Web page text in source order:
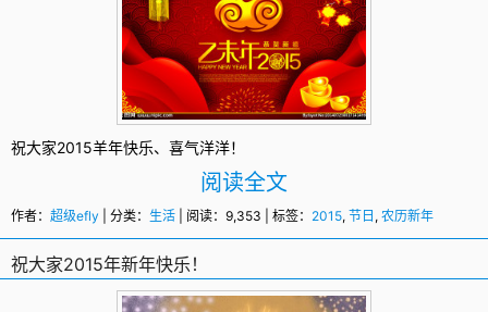
祝大家2015羊年快乐、喜气洋洋！
阅读全文
作者： 超级efly | 分类： 生活 | 阅读：9,353 | 标签： 2015, 节日 , 农历新年
祝大家2015年新年快乐！